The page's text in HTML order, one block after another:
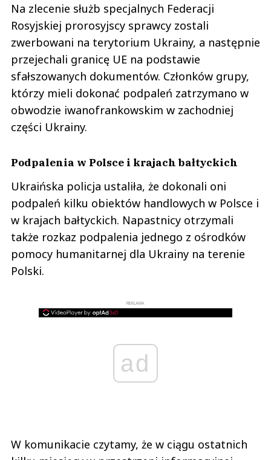
Na zlecenie służb specjalnych Federacji
Rosyjskiej prorosyjscy sprawcy zostali
zwerbowani na terytorium Ukrainy, a następnie
przejechali granicę UE na podstawie
sfałszowanych dokumentów. Członków grupy,
którzy mieli dokonać podpaleń zatrzymano w
obwodzie iwanofrankowskim w zachodniej
części Ukrainy.
Podpalenia w Polsce i krajach bałtyckich
Ukraińska policja ustaliła, że dokonali oni
podpaleń kilku obiektów handlowych w Polsce i
w krajach bałtyckich. Napastnicy otrzymali
także rozkaz podpalenia jednego z ośrodków
pomocy humanitarnej dla Ukrainy na terenie
Polski.
REKLAMA
ad
W komunikacie czytamy, że w ciągu ostatnich